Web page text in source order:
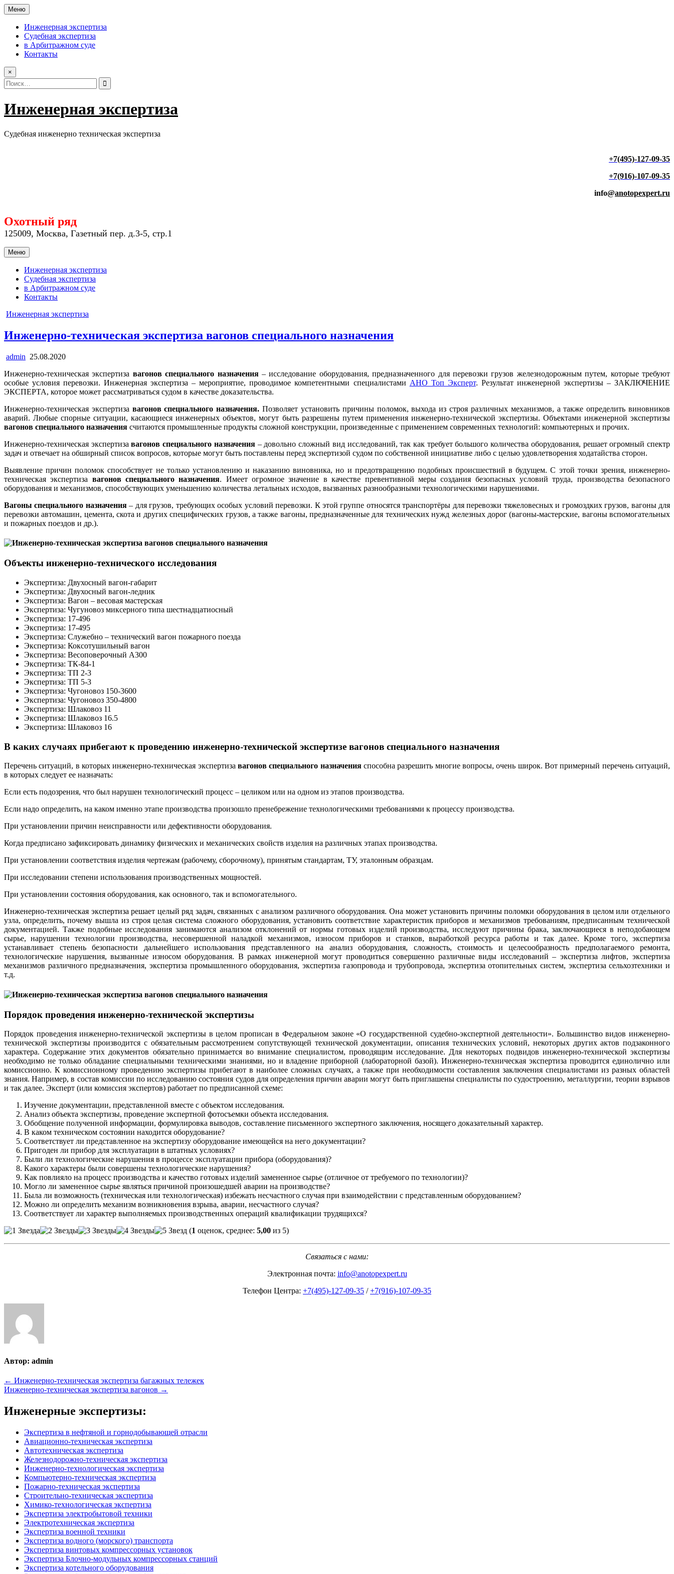
Перейти
к
содержимому
Меню
Инженерная экспертиза
Судебная экспертиза
в Арбитражном суде
Контакты
×
Поиск:
Инженерная экспертиза
Судебная инженерно техническая экспертиза
+7(495)-127-09-35
+7(916)-107-09-35
info@anotopexpert.ru
Охотный ряд
125009, Москва, Газетный пер. д.3-5, стр.1
Меню
Инженерная экспертиза
Судебная экспертиза
в Арбитражном суде
Контакты
Опубликовано
Инженерная экспертиза
Инженерно-техническая экспертиза вагонов специального назначения
Автор:
admin Дата
Инженерно-техническая экспертиза вагонов специального назначения– исследование оборудования, предназначенного для перевозки грузов железнодорожным путем, которые требуют
особые условия перевозки. Инженерная экспертиза – мероприятие, проводимое компетентными специалистами АНО Топ Эксперт. Результат инженерной экспертизы – ЗАКЛЮЧЕНИЕ
ЭКСПЕРТА, которое может рассматриваться судом в качестве доказательства.
Инженерно-техническая экспертиза вагонов специального назначения. Позволяет установить причины поломок, выхода из строя различных механизмов, а также определить виновников
аварий. Любые спорные ситуации, касающиеся инженерных объектов, могут быть разрешены путем применения инженерно-технической экспертизы. Объектами инженерной экспертизы
вагонов специального назначения считаются промышленные продукты сложной конструкции, произведенные с применением современных технологий: компьютерных и прочих.
Инженерно-техническая экспертизавагонов специального назначения – довольно сложный вид исследований, так как требует большого количества оборудования, решает огромный спектр
задач и отвечает на обширный список вопросов, которые могут быть поставлены перед экспертизой судом по собственной инициативе либо с целью удовлетворения ходатайства сторон.
Выявление причин поломок способствует не только установлению и наказанию виновника, но и предотвращению подобных происшествий в будущем. С этой точки зрения, инженерно-
техническая экспертиза вагонов специального назначения. Имеет огромное значение в качестве превентивной меры создания безопасных условий труда, производства безопасного
оборудования и механизмов, способствующих уменьшению количества летальных исходов, вызванных разнообразными технологическими нарушениями.
Вагоны специального назначения– для грузов, требующих особых условий перевозки. К этой группе относятся транспортёры для перевозки тяжеловесных и громоздких грузов, вагоны для
перевозки автомашин, цемента, скота и других специфических грузов, а также вагоны, предназначенные для технических нужд железных дорог (вагоны-мастерские, вагоны вспомогательных
и пожарных поездов и др.).
Объекты инженерно-технического исследования
Экспертиза: Двухосный вагон-габарит
Экспертиза: Двухосный вагон-ледник
Экспертиза: Вагон – весовая мастерская
Экспертиза: Чугуновоз миксерного типа шестнадцатиосный
Экспертиза: 17-496
Экспертиза: 17-495
Экспертиза: Служебно – технический вагон пожарного поезда
Экспертиза: Коксотушильный вагон
Экспертиза: Весоповерочный A300
Экспертиза: ТК-84-1
Экспертиза: ТП 2-3
Экспертиза: ТП 5-3
Экспертиза: Чугоновоз 150-3600
Экспертиза: Чугоновоз 350-4800
Экспертиза: Шлаковоз 11
Экспертиза: Шлаковоз 16.5
Экспертиза: Шлаковоз 16
В каких случаях прибегают к проведению инженерно-технической экспертизе вагонов специального назначения
Перечень ситуаций, в которых инженерно-техническая экспертиза вагонов специального назначения способна разрешить многие вопросы, очень широк. Вот примерный перечень ситуаций,
в которых следует ее назначать:
Если есть подозрения, что был нарушен технологический процесс – целиком или на одном из этапов производства.
Если надо определить, на каком именно этапе производства произошло пренебрежение технологическими требованиями к процессу производства.
При установлении причин неисправности или дефективности оборудования.
Когда предписано зафиксировать динамику физических и механических свойств изделия на различных этапах производства.
При установлении соответствия изделия чертежам (рабочему, сборочному), принятым стандартам, ТУ, эталонным образцам.
При исследовании степени использования производственных мощностей.
При установлении состояния оборудования, как основного, так и вспомогательного.
Инженерно-техническая экспертиза решает целый ряд задач, связанных с анализом различного оборудования. Она может установить причины поломки оборудования в целом или отдельного
узла, определить, почему вышла из строя целая система сложного оборудования, установить соответствие характеристик приборов и механизмов требованиям, предписанным технической
документацией. Также подобные исследования занимаются анализом отклонений от нормы готовых изделий производства, исследуют причины брака, заключающиеся в неподобающем
сырье, нарушении технологии производства, несовершенной наладкой механизмов, износом приборов и станков, выработкой ресурса работы и так далее. Кроме того, экспертиза
устанавливает степень безопасности дальнейшего использования представленного на анализ оборудования, сложность, стоимость и целесообразность предполагаемого ремонта,
технологические нарушения, вызванные износом оборудования. В рамках инженерной могут проводиться совершенно различные виды исследований – экспертиза лифтов, экспертиза
механизмов различного предназначения, экспертиза промышленного оборудования, экспертиза газопровода и трубопровода, экспертиза отопительных систем, экспертиза сельхозтехники и
т.д.
Порядок проведения инженерно-технической экспертизы
Порядок проведения инженерно-технической экспертизы в целом прописан в Федеральном законе «О государственной судебно-экспертной деятельности». Большинство видов инженерно-
технической экспертизы производится с обязательным рассмотрением сопутствующей технической документации, описания технических условий, некоторых других актов подзаконного
характера. Содержание этих документов обязательно принимается во внимание специалистом, проводящим исследование. Для некоторых подвидов инженерно-технической экспертизы
необходимо не только обладание специальными техническими знаниями, но и владение приборной (лабораторной базой). Инженерно-техническая экспертиза проводится единолично или
комиссионно. К комиссионному проведению экспертизы прибегают в наиболее сложных случаях, а также при необходимости составления заключения специалистами из разных областей
знания. Например, в состав комиссии по исследованию состояния судов для определения причин аварии могут быть приглашены специалисты по судостроению, металлургии, теории взрывов
и так далее. Эксперт (или комиссия экспертов) работает по предписанной схеме:
Изучение документации, представленной вместе с объектом исследования.
Анализ объекта экспертизы, проведение экспертной фотосъемки объекта исследования.
Обобщение полученной информации, формулировка выводов, составление письменного экспертного заключения, носящего доказательный характер.
В каком техническом состоянии находится оборудование?
Соответствует ли представленное на экспертизу оборудование имеющейся на него документации?
Пригоден ли прибор для эксплуатации в штатных условиях?
Были ли технологические нарушения в процессе эксплуатации прибора (оборудования)?
Какого характеры были совершены технологические нарушения?
Как повлияло на процесс производства и качество готовых изделий замененное сырье (отличное от требуемого по технологии)?
Могло ли замененное сырье являться причиной произошедшей аварии на производстве?
Была ли возможность (техническая или технологическая) избежать несчастного случая при взаимодействии с представленным оборудованием?
Можно ли определить механизм возникновения взрыва, аварии, несчастного случая?
Соответствует ли характер выполняемых производственных операций квалификации трудящихся?
(1 оценок, среднее: 5,00 из 5)
Связаться с нами:
Электронная почта: info@anotopexpert.ru
Телефон Центра: +7(495)-127-09-35 /+7(916)-107-09-35
Автор: admin
Навигация
по
записям
← Инженерно-техническая экспертиза багажных тележек
Инженерно-техническая экспертиза вагонов →
Инженерные экспертизы:
Экспертиза в нефтяной и горнодобывающей отрасли
Авиационно-техническая экспертиза
Автотехническая экспертиза
Железнодорожно-техническая экспертиза
Инженерно-технологическая экспертиза
Компьютерно-техническая экспертиза
Пожарно-техническая экспертиза
Строительно-техническая экспертиза
Химико-технологическая экспертиза
Экспертиза электробытовой техники
Электротехническая экспертиза
Экспертиза военной техники
Экспертиза водного (морского) транспорта
Экспертиза винтовых компрессорных установок
Экспертиза Блочно-модульных компрессорных станций
Экспертиза котельного оборудования